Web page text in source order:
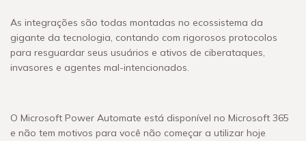
As integrações são todas montadas no ecossistema da
gigante da tecnologia, contando com rigorosos protocolos
para resguardar seus usuários e ativos de ciberataques,
invasores e agentes mal-intencionados.
O Microsoft Power Automate está disponível no Microsoft 365
e não tem motivos para você não começar a utilizar hoje